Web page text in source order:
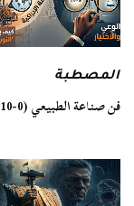
المصطبة
فن صناعة الطبيعي (0-10)